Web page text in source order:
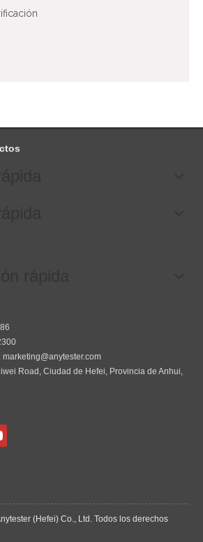
: marketing@anytester.com
Road, Ciudad de Hefei, Provincia de Anhui,
(Hefei) Co., Ltd. Todos los derechos